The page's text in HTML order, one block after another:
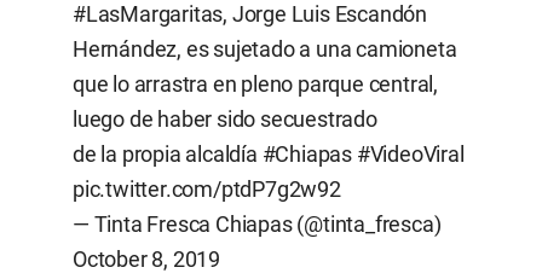
#LasMargaritas, Jorge Luis Escandón
Hernández, es sujetado a una camioneta
que lo arrastra en pleno parque central,
luego de haber sido secuestrado
de la propia alcaldía #Chiapas #VideoViral
pic.twitter.com/ptdP7g2w92
— Tinta Fresca Chiapas (@tinta_fresca)
October 8, 2019